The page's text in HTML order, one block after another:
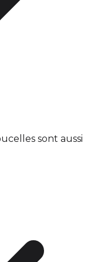
sont aussi